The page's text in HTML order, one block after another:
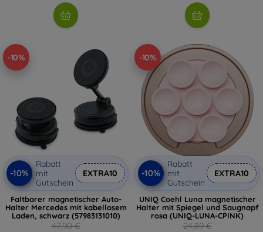
-10%
-10%
Rabatt
mit
Gutschein
EXTRA10
Faltbarer magnetischer Auto-
Halter Mercedes mit kabellosem
Laden, schwarz (57983131010)
47,90 €
-10%
-10%
Rabatt
mit
Gutschein
EXTRA10
UNIQ Coehl Luna magnetischer
Halter mit Spiegel und Saugnapf
rosa (UNIQ-LUNA-CPINK)
24,89 €